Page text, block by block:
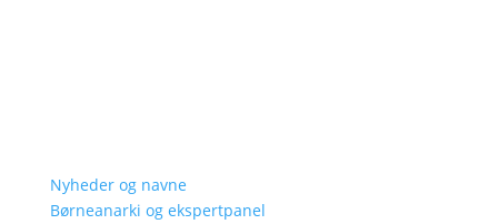
Nyheder og navne
Børneanarki og ekspertpanel